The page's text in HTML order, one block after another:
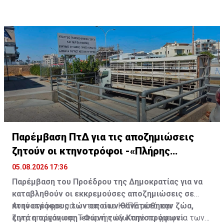
Παρέμβαση ΠτΔ για τις αποζημιώσεις
ζητούν οι κτηνοτρόφοι -«Πλήρης
αδιαφορία»
05.08.2026 17:36
Παρέμβαση του Προέδρου της Δημοκρατίας για να
καταβληθούν οι εκκρεμούσες αποζημιώσεις σε
κτηνοτρόφους των οποίων θανατώθηκαν ζώα,
ζητά η οργάνωση «Φωνή των Κτηνοτρόφων».
Αυτό ανέφερε μιλώντας στο ΚΥΠΕ μετά την
κινητοποίηση της Τετάρτης έξω από τα γραφεία των